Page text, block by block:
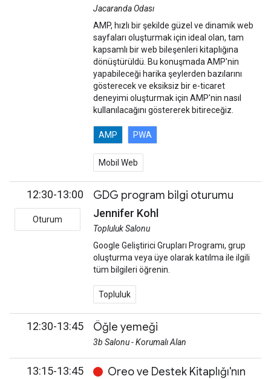
Jacaranda Odası
AMP, hızlı bir şekilde güzel ve dinamik web
sayfaları oluşturmak için ideal olan, tam
kapsamlı bir web bileşenleri kitaplığına
dönüştürüldü. Bu konuşmada AMP'nin
yapabileceği harika şeylerden bazılarını
gösterecek ve eksiksiz bir e-ticaret
deneyimi oluşturmak için AMP'nin nasıl
kullanılacağını göstererek bitireceğiz.
AMP PWA
Mobil Web
12:30-13:00
Oturum
GDG program bilgi oturumu
Jennifer Kohl
Topluluk Salonu
Google Geliştirici Grupları Programı, grup
oluşturma veya üye olarak katılma ile ilgili
tüm bilgileri öğrenin.
Topluluk
12:30-13:45 Öğle yemeği
3b Salonu - Korumalı Alan
13:15-13:45
Oreo ve Destek Kitaplığı'nın